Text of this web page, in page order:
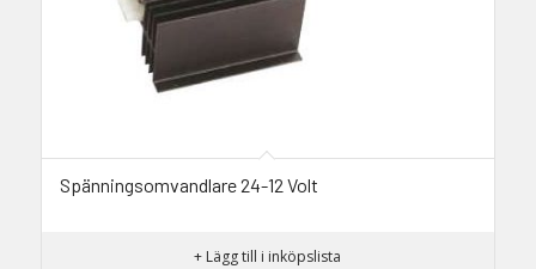
Spänningsomvandlare 24-12 Volt
+ Lägg till i inköpslista